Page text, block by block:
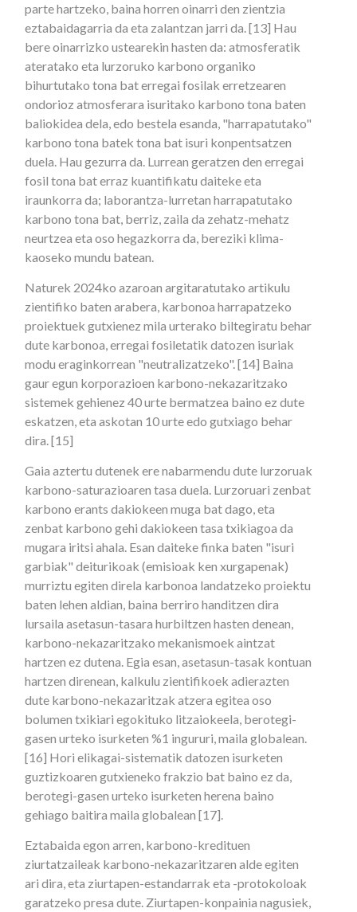
parte hartzeko, baina horren oinarri den zientzia
eztabaidagarria da eta zalantzan jarri da. [13] Hau
bere oinarrizko ustearekin hasten da: atmosferatik
ateratako eta lurzoruko karbono organiko
bihurtutako tona bat erregai fosilak erretzearen
ondorioz atmosferara isuritako karbono tona baten
baliokidea dela, edo bestela esanda, "harrapatutako"
karbono tona batek tona bat isuri konpentsatzen
duela. Hau gezurra da. Lurrean geratzen den erregai
fosil tona bat erraz kuantifikatu daiteke eta
iraunkorra da; laborantza-lurretan harrapatutako
karbono tona bat, berriz, zaila da zehatz-mehatz
neurtzea eta oso hegazkorra da, bereziki klima-
kaoseko mundu batean.
Naturek 2024ko azaroan argitaratutako artikulu
zientifiko baten arabera, karbonoa harrapatzeko
proiektuek gutxienez mila urterako biltegiratu behar
dute karbonoa, erregai fosiletatik datozen isuriak
modu eraginkorrean "neutralizatzeko". [14] Baina
gaur egun korporazioen karbono-nekazaritzako
sistemek gehienez 40 urte bermatzea baino ez dute
eskatzen, eta askotan 10 urte edo gutxiago behar
dira. [15]
Gaia aztertu dutenek ere nabarmendu dute lurzoruak
karbono-saturazioaren tasa duela. Lurzoruari zenbat
karbono erants dakiokeen muga bat dago, eta
zenbat karbono gehi dakiokeen tasa txikiagoa da
mugara iritsi ahala. Esan daiteke finka baten "isuri
garbiak" deiturikoak (emisioak ken xurgapenak)
murriztu egiten direla karbonoa landatzeko proiektu
baten lehen aldian, baina berriro handitzen dira
lursaila asetasun-tasara hurbiltzen hasten denean,
karbono-nekazaritzako mekanismoek aintzat
hartzen ez dutena. Egia esan, asetasun-tasak kontuan
hartzen direnean, kalkulu zientifikoek adierazten
dute karbono-nekazaritzak atzera egitea oso
bolumen txikiari egokituko litzaiokeela, berotegi-
gasen urteko isurketen %1 ingururi, maila globalean.
[16] Hori elikagai-sistematik datozen isurketen
guztizkoaren gutxieneko frakzio bat baino ez da,
berotegi-gasen urteko isurketen herena baino
gehiago baitira maila globalean [17].
Eztabaida egon arren, karbono-kredituen
ziurtatzaileak karbono-nekazaritzaren alde egiten
ari dira, eta ziurtapen-estandarrak eta -protokoloak
garatzeko presa dute. Ziurtapen-konpainia nagusiek,